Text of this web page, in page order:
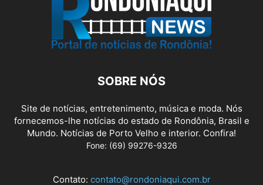
SOBRE NÓS
Site de notícias, entretenimento, música e moda. Nós
fornecemos-lhe notícias do estado de Rondônia, Brasil e
Mundo. Notícias de Porto Velho e interior. Confira!
Fone: (69) 99276-9326
Contato: contato@rondoniaqui.com.br